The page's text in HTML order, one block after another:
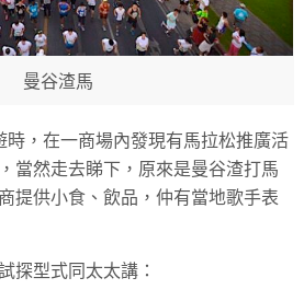
曼谷渣馬
時，在一商場內發現有馬拉松推廣活
當然走去睇下，原來是曼谷渣打馬
提供小食、飲品，仲有當地歌手表
探型式同太太講：